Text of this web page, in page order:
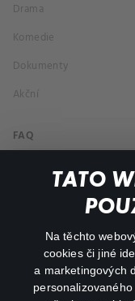
TATO
Na těchto
cookies či jiné
a marketingových
Drama
Komedie
Dokumenty
Akční
FAQ
Můj účet
Důležité odkazy
facebook